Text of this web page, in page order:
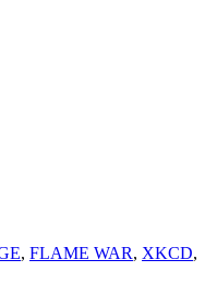
, FLAME WAR, XKCD,